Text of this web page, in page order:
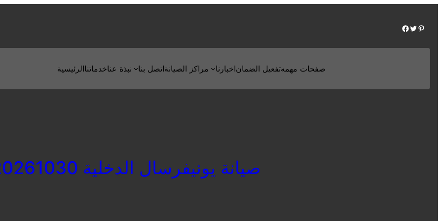
Facebook Twitter Pinterest
الرئيسيةخدماتنانبذة عنا اتصل بنامراكز الصيانة اخبارناتفعيل الضمانصفحات مهمه
صيانة يونيفرسال الدخلية 01220261030